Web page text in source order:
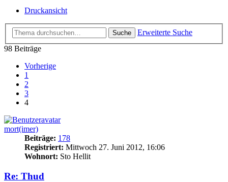
Druckansicht
Suche
Erweiterte Suche
98 Beiträge
Vorherige
1
2
3
4
mort(imer)
Beiträge: 178
Registriert: Mittwoch 27. Juni 2012, 16:06
Wohnort: Sto Hellit
Re: Thud